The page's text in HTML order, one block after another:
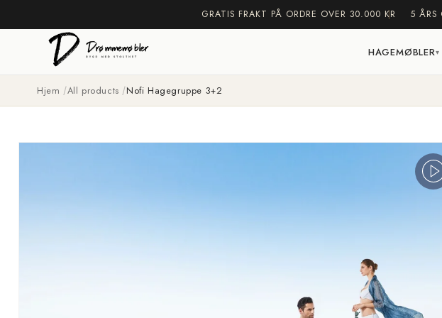
innholdet
GRATIS FRAKT PÅ ORDRE OVER 30.000 KR 5 ÅRS
HAGEMØBLER▾
Hjem All products Nofi Hagegruppe 3+2